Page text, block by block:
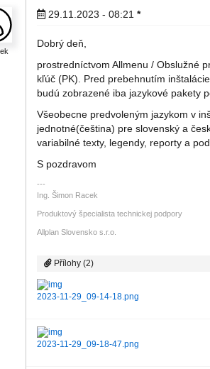
29.11.2023 - 08:21 *
Dobrý deň,
prostredníctvom Allmenu / Obslužné
kľúč (PK). Pred prebehnutím
budú zobrazené iba jazykové pakety
Všeobecne predvoleným jazykom v
jednotné(čeština) pre slovenský a
variabilné texty, legendy, reporty a pod.
S pozdravom
Ing. Šimon Racek
Produktový špecialista technickej podpory
Allplan Slovensko s.r.o.
Přílohy (2)
2023-11-29_09-14-18.png
2023-11-29_09-18-47.png